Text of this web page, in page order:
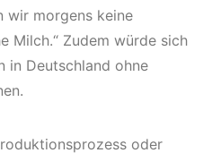
wir morgens keine
Milch.“ Zudem würde sich
in Deutschland ohne
oder